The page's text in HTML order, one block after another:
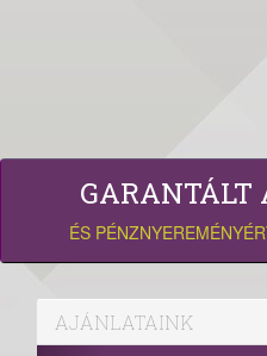
GARANTÁLT
ÉS
AJÁNLATAINK